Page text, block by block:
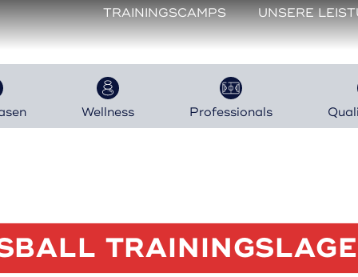
TRAININGSCAMPS UNSERE
Wellness Professionals